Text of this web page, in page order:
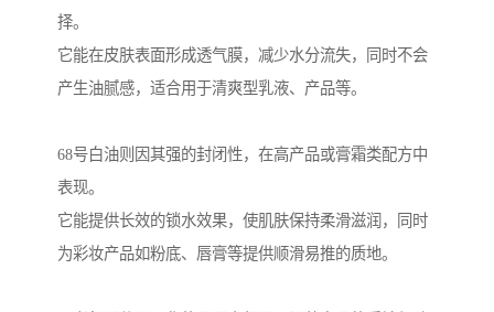
择。
它能在皮肤表面形成透气膜，减少水分流失，同时不会
产生油腻感，适合用于清爽型乳液、产品等。
68号白油则因其强的封闭性，在高产品或膏霜类配方中
表现。
它能提供长效的锁水效果，使肌肤保持柔滑滋润，同时
为彩妆产品如粉底、唇膏等提供顺滑易推的质地。